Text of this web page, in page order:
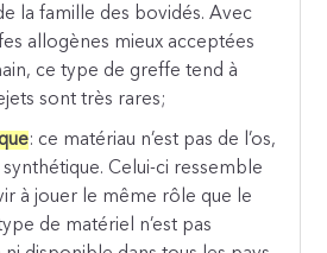
la famille des bovidés. Avec
allogènes mieux acceptées
ce type de greffe tend à
sont très rares;
: ce matériau n’est pas de l’os,
Celui-ci ressemble
à jouer le même rôle que le
de matériel n’est pas